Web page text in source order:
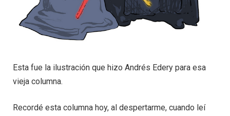
Esta fue la ilustración que hizo Andrés Edery para esa
vieja columna.
Recordé esta columna hoy, al despertarme, cuando leí